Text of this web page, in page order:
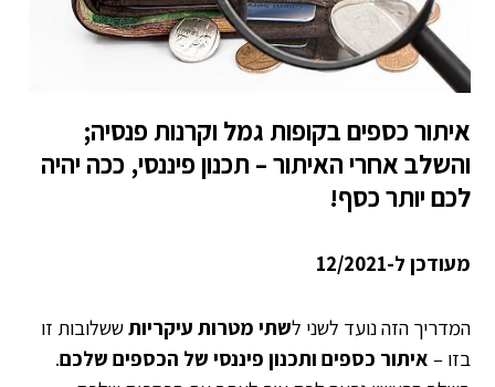
איתור כספים בקופות גמל וקרנות פנסיה;
והשלב אחרי האיתור – תכנון פיננסי, ככה יהיה
לכם יותר כסף!
מעודכן ל-12/2021
המדריך הזה נועד לשני לשתי מטרות עיקריותששלובות זו
בזו – איתור כספים ותכנון פיננסי של הכספים שלכם.